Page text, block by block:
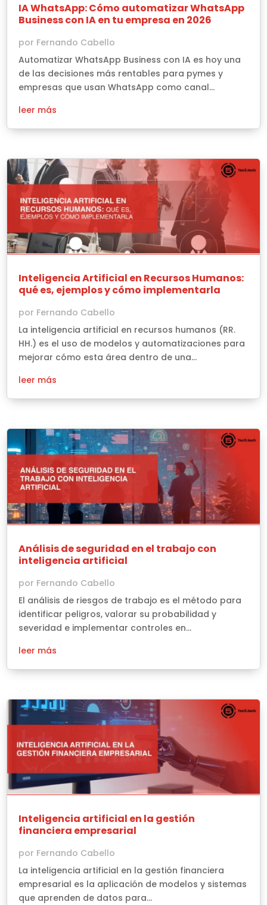
IA WhatsApp: Cómo automatizar WhatsApp
Business con IA en tu empresa en 2026
por Fernando Cabello
Automatizar WhatsApp Business con IA es hoy una
de las decisiones más rentables para pymes y
empresas que usan WhatsApp como canal...
leer más
Inteligencia Artificial en Recursos Humanos:
qué es, ejemplos y cómo implementarla
por Fernando Cabello
La inteligencia artificial en recursos humanos (RR.
HH.) es el uso de modelos y automatizaciones para
mejorar cómo esta área dentro de una...
leer más
Análisis de seguridad en el trabajo con
inteligencia artificial
por Fernando Cabello
El análisis de riesgos de trabajo es el método para
identificar peligros, valorar su probabilidad y
severidad e implementar controles en...
leer más
Inteligencia artificial en la gestión
financiera empresarial
por Fernando Cabello
La inteligencia artificial en la gestión financiera
empresarial es la aplicación de modelos y sistemas
que aprenden de datos para...